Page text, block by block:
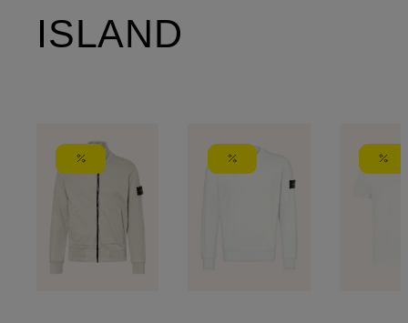
ISLAND